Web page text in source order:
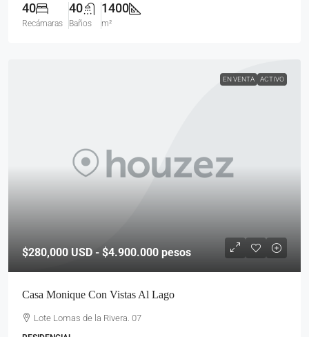
40
Recámaras
40
Baños
1400
m²
EN VENTA ACTIVO
$280,000 USD - $4.900.000 pesos
Casa Monique Con Vistas Al Lago
Lote Lomas de la Rivera. 07